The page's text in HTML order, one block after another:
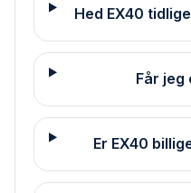
Hed EX40
Får jeg
Er EX40